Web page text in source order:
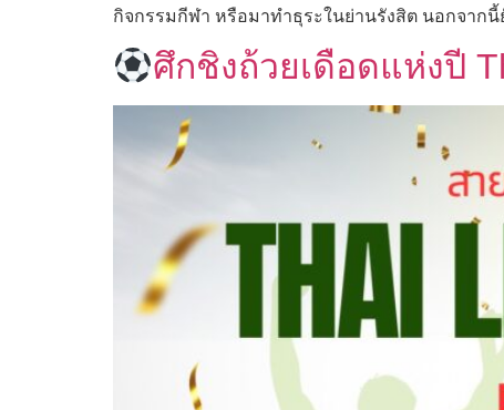
กิจกรรมกีฬา หรือมาทำธุระในย่านรังสิต นอกจาก
ศึกชิงถ้วยเดือดแห่งปี